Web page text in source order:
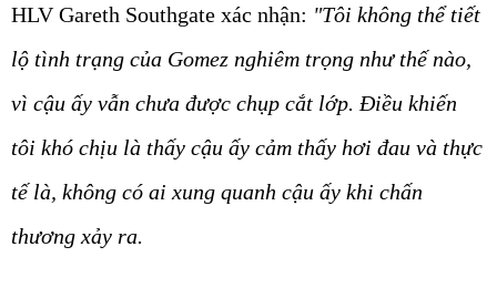
HLV Gareth Southgate xác nhận: "Tôi không thể tiết
lộ tình trạng của Gomez nghiêm trọng như thế nào,
vì cậu ấy vẫn chưa được chụp cắt lớp. Điều khiến
tôi khó chịu là thấy cậu ấy cảm thấy hơi đau và thực
tế là, không có ai xung quanh cậu ấy khi chấn
thương xảy ra.